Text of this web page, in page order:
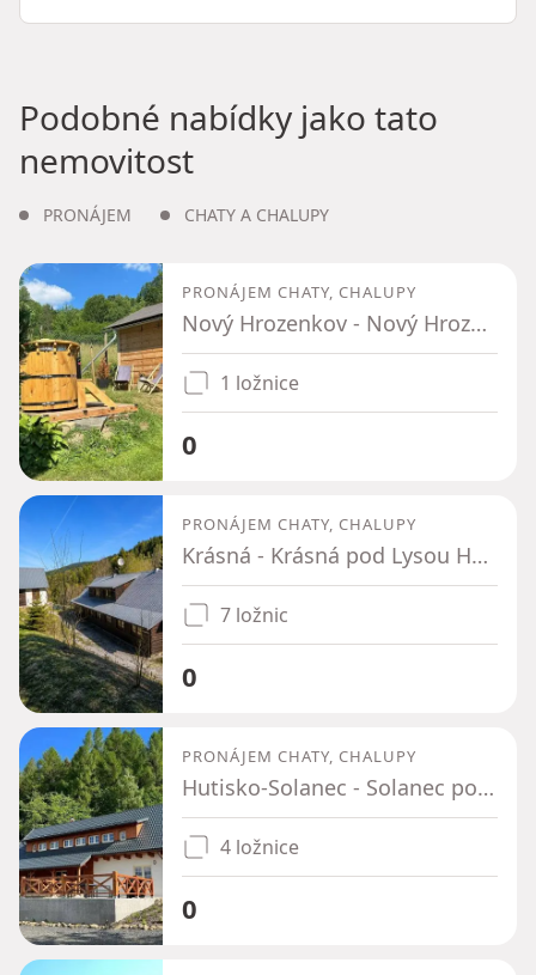
Podobné nabídky jako tato
nemovitost
PRONÁJEM CHATY A CHALUPY
PRONÁJEM CHATY, CHALUPY
Nový Hrozenkov - Nový Hrozenkov, Zlínský kraj
1 ložnice
0
PRONÁJEM CHATY, CHALUPY
Krásná - Krásná pod Lysou Horou, Moravskoslezský kraj
7 ložnic
0
PRONÁJEM CHATY, CHALUPY
Hutisko-Solanec - Solanec pod Soláněm, Zlínský kraj
4 ložnice
0